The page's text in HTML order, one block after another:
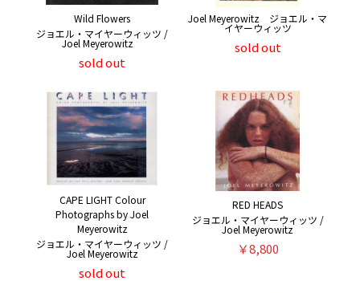
Wild Flowers
ジョエル・マイヤーウィッツ /
Joel Meyerowitz
sold out
Joel Meyerowitz ジョエル・マ
イヤーウィッツ
sold out
CAPE LIGHT Colour
Photographs by Joel
Meyerowitz
ジョエル・マイヤーウィッツ /
Joel Meyerowitz
sold out
RED HEADS
ジョエル・マイヤーウィッツ /
Joel Meyerowitz
￥8,800